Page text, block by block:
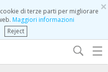
×
di terze parti per migliorare
Maggiori informazioni
Reject
☰